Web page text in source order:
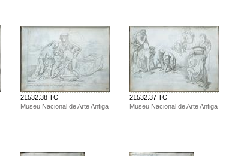
21532.38 TC
Museu Nacional de Arte Antiga
21532.37 TC
Museu Nacional de Arte Antiga